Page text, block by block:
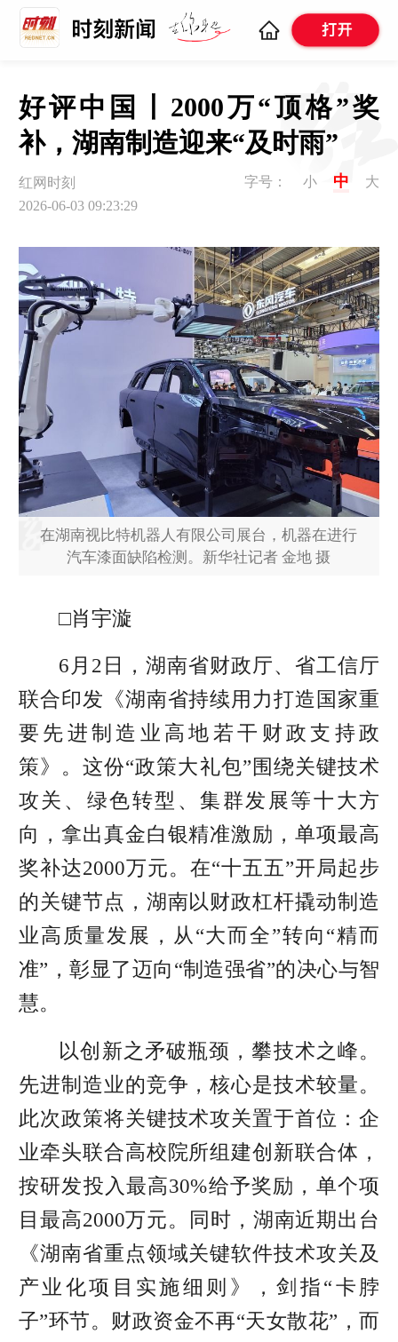
好评中国丨2000万“顶格”奖
补，湖南制造迎来“及时雨”
红网时刻
2026-06-03 09:23:29
字号： 小 中 大
在湖南视比特机器人有限公司展台，机器在进行
汽车漆面缺陷检测。新华社记者 金地 摄
□肖宇漩
6月2日，湖南省财政厅、省工信厅
联合印发《湖南省持续用力打造国家重
要先进制造业高地若干财政支持政
策》。这份“政策大礼包”围绕关键技术
攻关、绿色转型、集群发展等十大方
向，拿出真金白银精准激励，单项最高
奖补达2000万元。在“十五五”开局起步
的关键节点，湖南以财政杠杆撬动制造
业高质量发展，从“大而全”转向“精而
准”，彰显了迈向“制造强省”的决心与智
慧。
以创新之矛破瓶颈，攀技术之峰。
先进制造业的竞争，核心是技术较量。
此次政策将关键技术攻关置于首位：企
业牵头联合高校院所组建创新联合体，
按研发投入最高30%给予奖励，单个项
目最高2000万元。同时，湖南近期出台
《湖南省重点领域关键软件技术攻关及
产业化项目实施细则》，剑指“卡脖
子”环节。财政资金不再“天女散花”，而